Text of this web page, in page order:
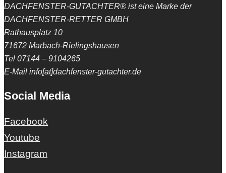
DACHFENSTER-GUTACHTER® ist eine Marke der
DACHFENSTER-RETTER GMBH
Rathausplatz 10
71672 Marbach-Rielingshausen
Tel 07144 – 9104265
E-Mail info[at]dachfenster-gutachter.de
Social Media
Facebook
Youtube
Instagram